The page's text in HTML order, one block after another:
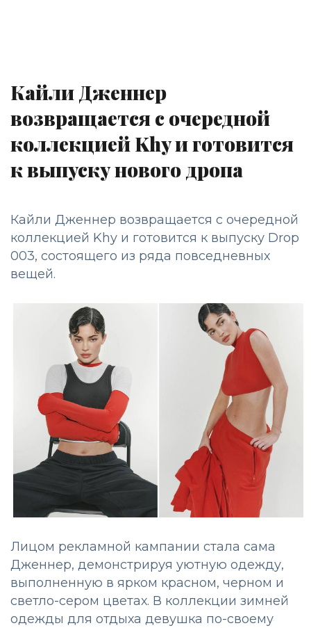
Кайли Дженнер
возвращается с очередной
коллекцией Khy и готовится
к выпуску нового дропа
Кайли Дженнер возвращается с очередной
коллекцией Khy и готовится к выпуску Drop
003, состоящего из ряда повседневных
вещей.
Лицом рекламной кампании стала сама
Дженнер, демонстрируя уютную одежду,
выполненную в ярком красном, черном и
светло-сером цветах. В коллекции зимней
одежды для отдыха девушка по-своему